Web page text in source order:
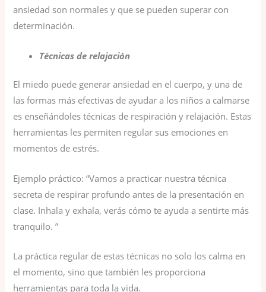
ansiedad son normales y que se pueden superar con
determinación.
Técnicas de relajación
El miedo puede generar ansiedad en el cuerpo, y una de
las formas más efectivas de ayudar a los niños a calmarse
es enseñándoles técnicas de respiración y relajación. Estas
herramientas les permiten regular sus emociones en
momentos de estrés.
Ejemplo práctico: “Vamos a practicar nuestra técnica
secreta de respirar profundo antes de la presentación en
clase. Inhala y exhala, verás cómo te ayuda a sentirte más
tranquilo. ”
La práctica regular de estas técnicas no solo los calma en
el momento, sino que también les proporciona
herramientas para toda la vida.